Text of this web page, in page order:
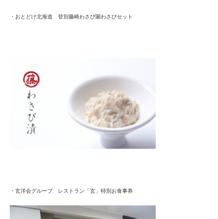
・おとどけ北海道 登別藤崎わさび園わさびセット
・玄洋会グループ レストラン「玄」特別お食事券